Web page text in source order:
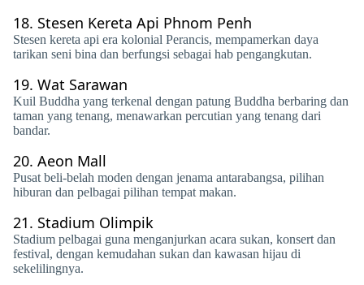
18. Stesen Kereta Api Phnom Penh
Stesen kereta api era kolonial Perancis, mempamerkan daya
tarikan seni bina dan berfungsi sebagai hab pengangkutan.
19. Wat Sarawan
Kuil Buddha yang terkenal dengan patung Buddha berbaring dan
taman yang tenang, menawarkan percutian yang tenang dari
bandar.
20. Aeon Mall
Pusat beli-belah moden dengan jenama antarabangsa, pilihan
hiburan dan pelbagai pilihan tempat makan.
21. Stadium Olimpik
Stadium pelbagai guna menganjurkan acara sukan, konsert dan
festival, dengan kemudahan sukan dan kawasan hijau di
sekelilingnya.